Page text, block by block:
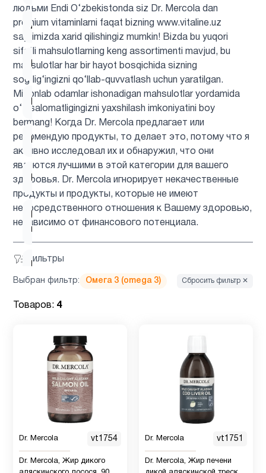
людьми Endi O‘zbekistonda siz Dr. Mercola dan
premium vitaminlarni faqat bizning www.vitaline.uz
saytimizda xarid qilishingiz mumkin! Bizda bu yuqori
sifatli mahsulotlarning keng assortimenti mavjud, bu
mahsulotlar har bir hayot bosqichida sizning
sog‘lig‘ingizni qo‘llab-quvvatlash uchun yaratilgan.
Millionlab odamlar ishonadigan mahsulotlar yordamida
o‘z salomatligingizni yaxshilash imkoniyatini boy
bermang! Когда Dr. Mercola предлагает или
рекомендую продукты, то делает это, потому что я
активно исследовал их и обнаружил, что они
являются лучшими в этой категории для вашего
здоровья. Dr. Mercola игнорирует некачественные
продукты и продукты, которые не имеют
непосредственного отношения к Вашему здоровью,
независимо от финансового потенциала.
Фильтры
Ашваганда 1
Барберин 2
Бетаин
Биотин 1
Брокколи 1
Вегетарианский
1
Витамин
B
Витамин
C для
детей
1
детей
Выбран фильтр: Омега 3 (omega 3) Сбросить фильтр ✕
Товаров: 4
Dr. Mercola vt1754
Dr. Mercola, Жир дикого
Dr. Mercola vt1751
Dr. Mercola, Жир печени